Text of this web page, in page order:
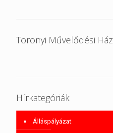
Toronyi Művelődési Ház
Hírkategóriák
Álláspályázat